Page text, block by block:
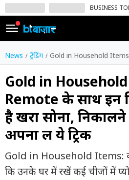
BUSINESS
SIGN
IN
Dark
Mode
होम
शेयर
बाज़ार
वीडियो
ट्रेंडिंग
News ट्रेंडिंग Gold in Household Items: TV Remote के साथ इन
Gold in
Remote के साथ इन
है खरा सोना,
अपना लें ये ट्रिक
Gold in Household Items:
कि उनके घर में रखें कई चीजों में